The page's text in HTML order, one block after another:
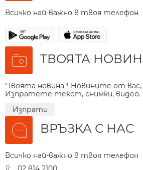
Всичко най-важно в твоя телефон
ТВОЯТА
"Твоята новина"! Новините от
Изпратете текст, снимки, видео.
Изпрати
ВРЪЗКА С НАС
Всичко най-важно в твоя телефон